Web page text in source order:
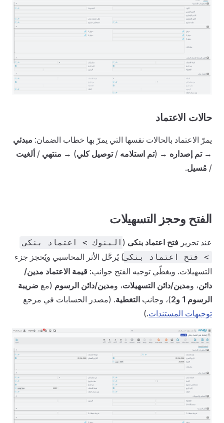
حالات الاعتماد
يمرّ الاعتماد بالحالات نفسها التي يمرّ بها خطاب الضمان: مبدئي
→تم إصداره → (تم استلامه /توصيل كلي) → منتهي / ألغيت
/ مُسيل.
الفتح وحجز التسهيلات
عند تحرير فتح اعتماد بنكى ( البنوك > اعتماد بنكى
> فتح اعتماد بنكى) يُرحَّل الأثر المحاسبي ويُحجز جزء
التسهيلات. ويغطّي توجيه الفتح جوانب: قيمة الاعتماد مدين/
دائن، ومدين/دائن التسهيلات، ومدين/دائن الرسوم (مع ضريبة
الرسوم 1 و2
)، وجانب التغطية. (مصدر الحسابات في مرجع
توجيهات المستندات.)